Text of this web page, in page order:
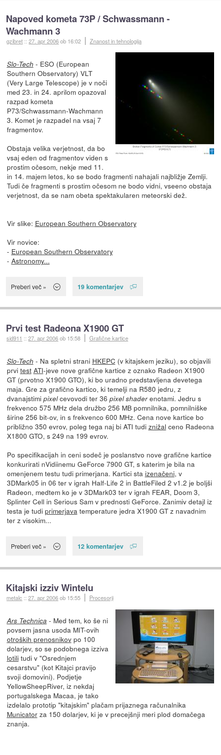
Napoved kometa 73P / Schwassmann -
Wachmann 3
gzibret ::27. apr 2006ob 16:02 Znanost in tehnologija
Slo-Tech - ESO (European
Southern Observatory) VLT
(Very Large Telescope) je v noči
med 23. in 24. aprilom opazoval
razpad kometa
P73/Schwassmann-Wachmann
3. Komet je razpadel na vsaj 7
fragmentov.
Obstaja velika verjetnost, da bo
vsaj eden od fragmentov viden s
prostim očesom, nekje med 11.
in 14. majem letos, ko se bodo fragmenti nahajali najbližje Zemlji.
Tudi če fragmenti s prostim očesom ne bodo vidni, vseeno obstaja
verjetnost, da se nam obeta spektakularen meteorski dež.
Vir slike: European Southern Observatory
Vir novice:
- European Southern Observatory
- Astronomy...
Preberi več » 19 komentarjev
Prvi test Radeona X1900 GT
sid911 ::27. apr 2006ob 15:58 Grafične kartice
Slo-Tech - Na spletni strani HKEPC (v kitajskem jeziku), so objavili
prvi test ATI-jeve nove grafične kartice z oznako Radeon X1900
GT (prvotno X1900 GTO), ki bo uradno predstavljena devetega
maja. Gre za grafično kartico, ki temelji na R580 jedru, z
dvanajstimi pixelcevovodi ter 36 pixel shaderenotami. Jedru s
frekvenco 575 MHz dela družbo 256 MB pomnilnika, pomnilniške
širine 256 bit-ov, in s frekvenco 600 MHz. Cena nove kartice bo
približno 350 evrov, poleg tega naj bi ATI tudi znižal ceno Radeona
X1800 GTO, s 249 na 199 evrov.
Po specifikacijah in ceni sodeč je poslanstvo nove grafične kartice
konkurirati nVidiinemu GeForce 7900 GT, s katerim je bila na
omenjenem testu tudi primerjana. Kartici sta izenačeni, v
3DMark05 in 06 ter v igrah Half-Life 2 in BattleFiled 2 v1.2 je boljši
Radeon, medtem ko je v 3DMark03 ter v igrah FEAR, Doom 3,
Splinter Cell in Serious Sam v prednosti GeForce. Zanimiv detajl iz
testa je tudi primerjava temperature jedra X1900 GT z navadnim
ter z visokim...
Preberi več » 12 komentarjev
Kitajski izziv Wintelu
metalc ::27. apr 2006ob 15:55 Procesorji
Ars Technica - Med tem, ko še ni
povsem jasna usoda MIT-ovih
otroških prenosnikovpo 100
dolarjev, so se podobnega izziva
lotilitudi v "Osrednjem
cesarstvu" (kot Kitajci pravijo
svoji domovini). Podjetje
YellowSheepRiver, iz nekdaj
portugalskega Macaa, je tako
izdelalo prototip "kitajskim" plačam prijaznega računalnika
Municatorza 150 dolarjev, ki je v precejšnji meri plod domačega
znanja.